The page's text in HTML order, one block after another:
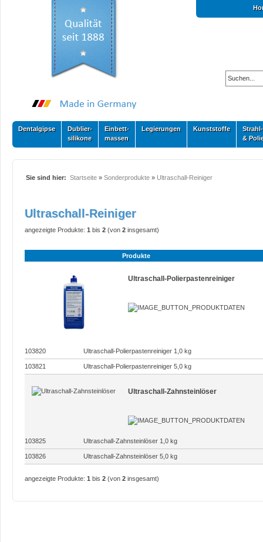
Dentalgipse
Dublier-
silikone
Einbett-
massen
Legierungen Kunststoffe
Strahl-
&
Sie sind hier: Startseite » Sonderprodukte » Ultraschall-Reiniger
Ultraschall-Reiniger
angezeigte Produkte: 1 bis 2 (von 2 insgesamt)
Produkte
Ultraschall-Polierpastenreiniger
103820 Ultraschall-Polierpastenreiniger 1,0 kg
103821 Ultraschall-Polierpastenreiniger 5,0 kg
Ultraschall-Zahnsteinlöser
103825 Ultraschall-Zahnsteinlöser 1,0 kg
103826 Ultraschall-Zahnsteinlöser 5,0 kg
angezeigte Produkte: 1 bis 2 (von 2 insgesamt)